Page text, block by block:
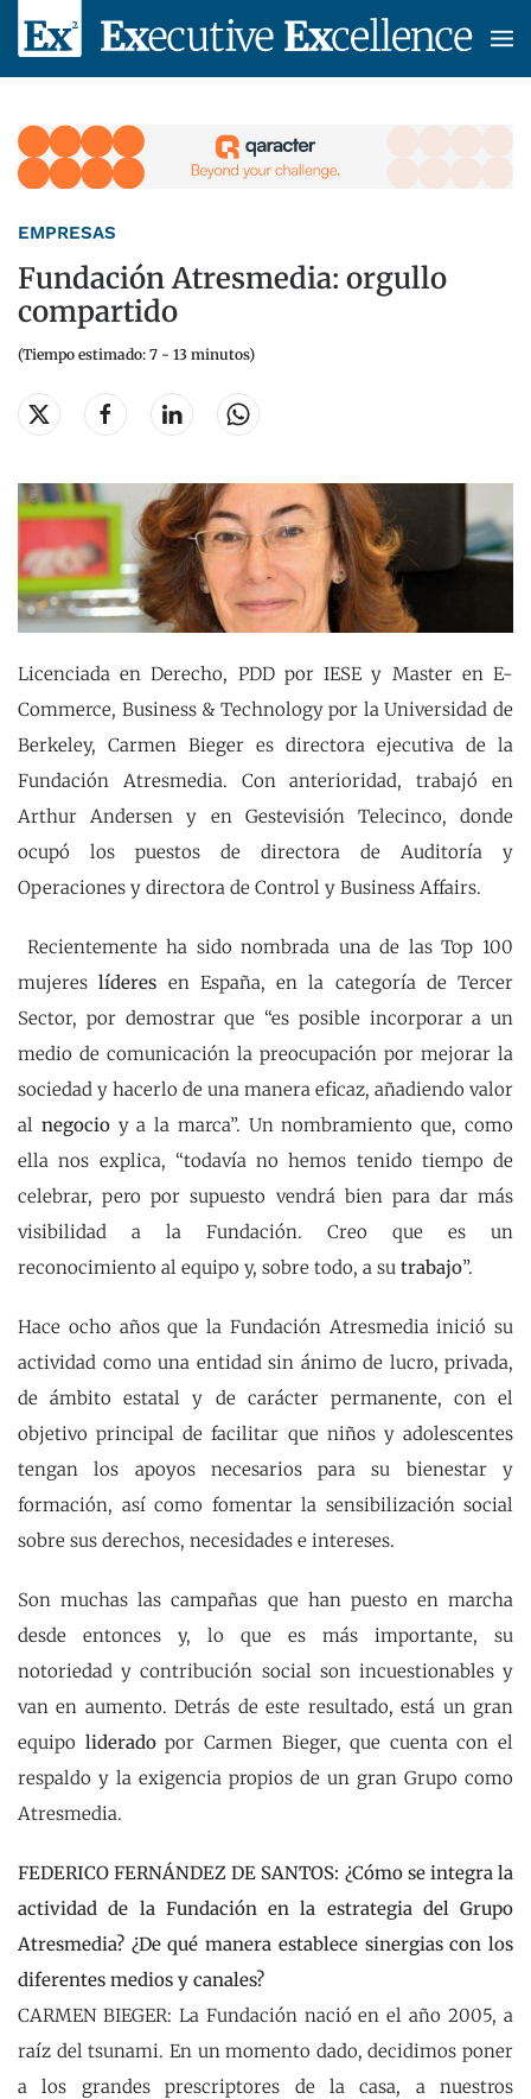
Skip to main content
EMPRESAS
Fundación Atresmedia: orgullo
compartido
(Tiempo estimado: 7 - 13 minutos)
Licenciada en Derecho, PDD por IESE y Master en E-
Commerce, Business & Technology por la Universidad de
Berkeley, Carmen Bieger es directora ejecutiva de la
Fundación Atresmedia. Con anterioridad, trabajó en
Arthur Andersen y en Gestevisión Telecinco, donde
ocupó los puestos de directora de Auditoría y
Operaciones y directora de Control y Business Affairs.
Recientemente ha sido nombrada una de las Top 100
mujereslíderes en España, en la categoría de Tercer
Sector, por demostrar que “es posible incorporar a un
medio de comunicación la preocupación por mejorar la
sociedad y hacerlo de una manera eficaz, añadiendo valor
al negocioy a la marca”. Un nombramiento que, como
ella nos explica, “todavía no hemos tenido tiempo de
celebrar, pero por supuesto vendrá bien para dar más
visibilidad a la Fundación. Creo que es un
reconocimiento al equipo y, sobre todo, a su trabajo”.
Hace ocho años que la Fundación Atresmedia inició su
actividad como una entidad sin ánimo de lucro, privada,
de ámbito estatal y de carácter permanente, con el
objetivo principal de facilitar que niños y adolescentes
tengan los apoyos necesarios para su bienestar y
formación, así como fomentar la sensibilización social
sobre sus derechos, necesidades e intereses.
Son muchas las campañas que han puesto en marcha
desde entonces y, lo que es más importante, su
notoriedad y contribución social son incuestionables y
van en aumento. Detrás de este resultado, está un gran
equipo lideradopor Carmen Bieger, que cuenta con el
respaldo y la exigencia propios de un gran Grupo como
Atresmedia.
FEDERICO FERNÁNDEZ DE SANTOS: ¿Cómo se integra la
actividad de la Fundación en la estrategia del Grupo
Atresmedia? ¿De qué manera establece sinergias con los
diferentes medios y canales?
CARMEN BIEGER: La Fundación nació en el año 2005, a
raíz del tsunami. En un momento dado, decidimos poner
a los grandes prescriptores de la casa, a nuestros